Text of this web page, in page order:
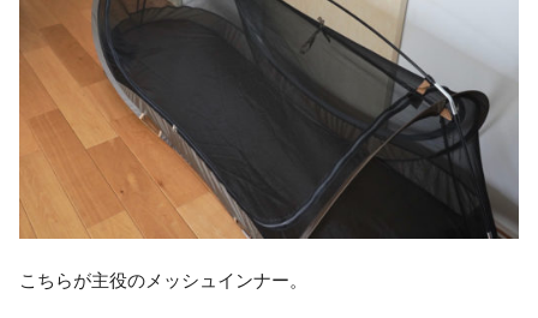
こちらが主役のメッシュインナー。